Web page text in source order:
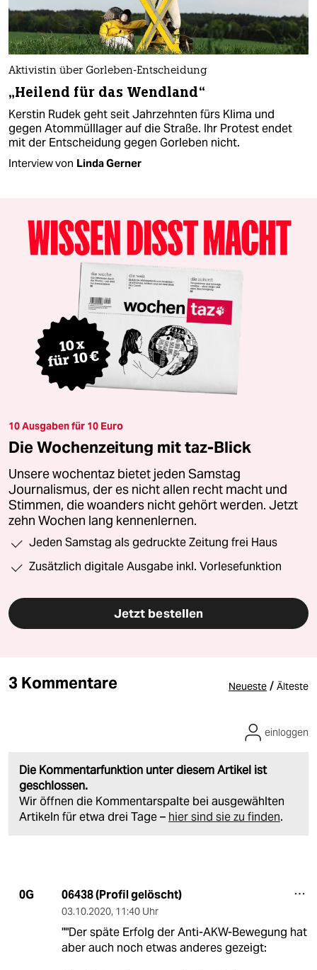
Aktivistin über Gorleben-Entscheidung
„Heilend für das Wendland“
Kerstin Rudek geht seit Jahrzehnten fürs Klima und
gegen Atommülllager auf die Straße. Ihr Protest endet
mit der Entscheidung gegen Gorleben nicht.
Interview von Linda Gerner
10 Ausgaben für 10 Euro
Die Wochenzeitung mit taz-Blick
Unsere wochentaz bietet jeden Samstag
Journalismus, der es nicht allen recht macht und
Stimmen, die woanders nicht gehört werden. Jetzt
zehn Wochen lang kennenlernen.
Jeden Samstag als gedruckte Zeitung frei Haus
Zusätzlich digitale Ausgabe inkl. Vorlesefunktion
Jetzt bestellen
3 Kommentare Neueste / Älteste
Die Kommentarfunktion unter diesem Artikel ist
geschlossen.
Wir öffnen die Kommentarspalte bei ausgewählten
Artikeln für etwa drei Tage – hier sind sie zu finden.
einloggen
0G 06438 (Profil gelöscht)
03.10.2020, 11:40 Uhr
""Der späte Erfolg der Anti-AKW-Bewegung hat
aber auch noch etwas anderes gezeigt: